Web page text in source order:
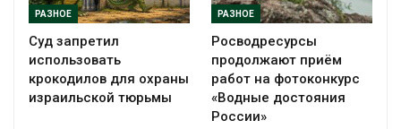
РАЗНОЕ
Суд запретил
использовать
крокодилов для охраны
израильской тюрьмы
РАЗНОЕ
Росводресурсы
продолжают приём
работ на фотоконкурс
«Водные достояния
России»